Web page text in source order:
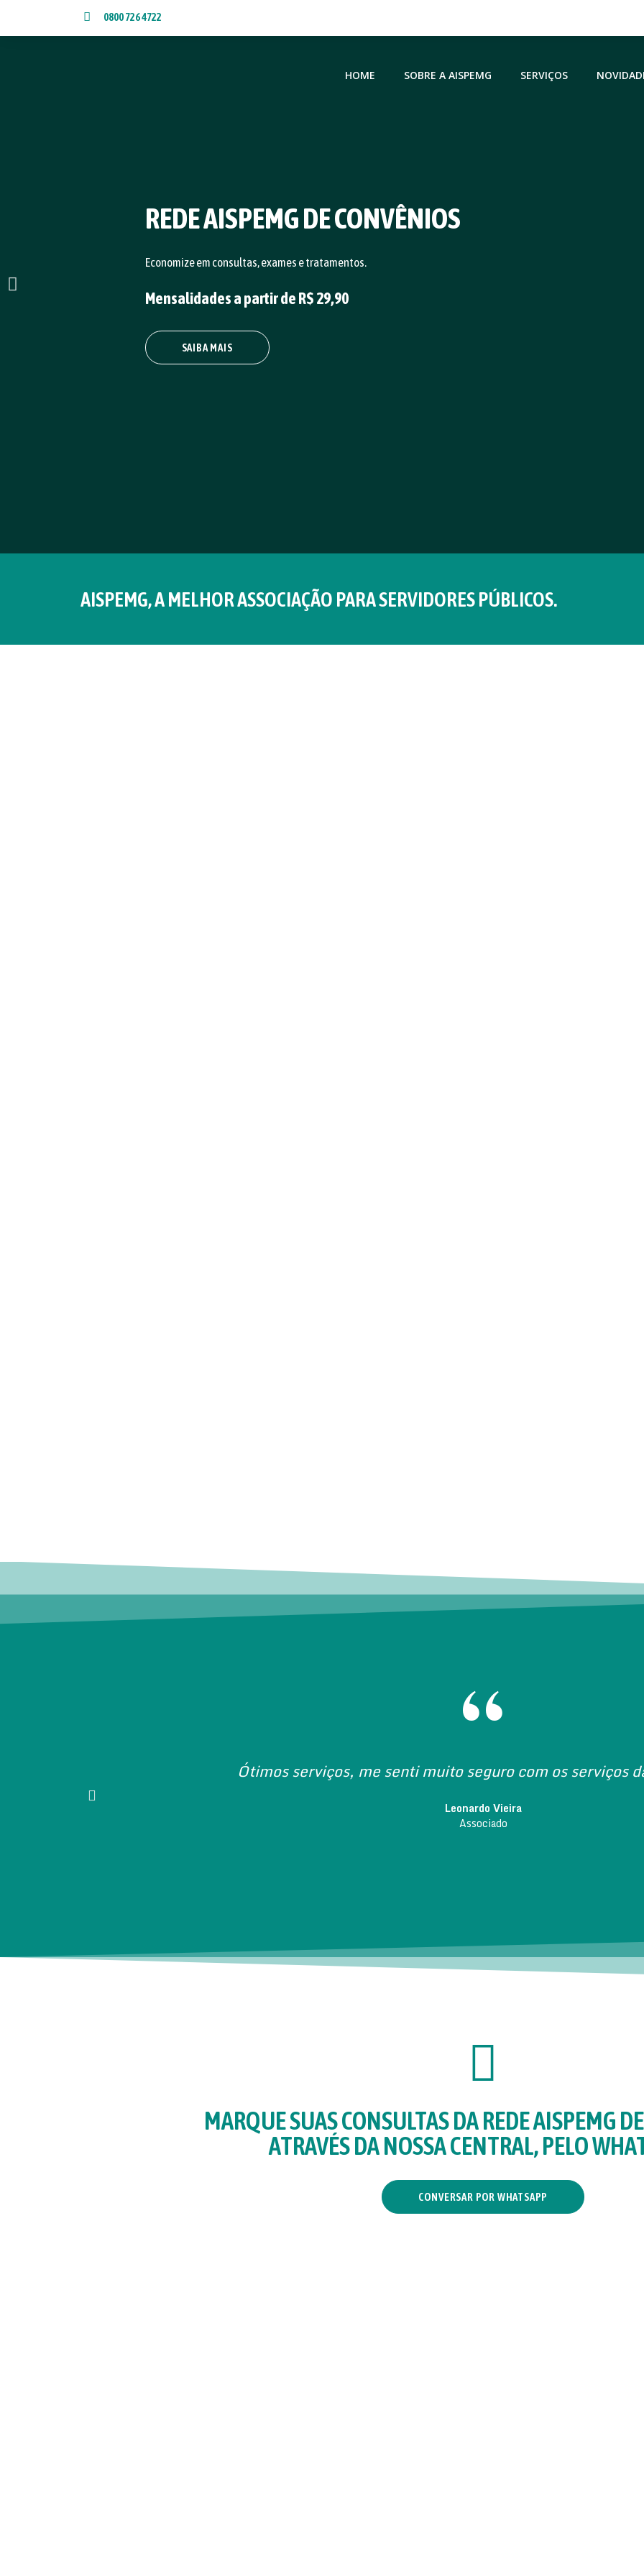
0800 726 4722
HOME SOBRE A AISPEMG SERVIÇOS
REDE AISPEMG DE CONVÊNIOS
Economize em consultas, exames e tratamentos.
Mensalidades a partir de R$ 29,90
SAIBA MAIS
AISPEMG, A MELHOR ASSOCIAÇÃO PARA SERVIDORES PÚBLICOS.
“
Ótimos serviços, me senti muito seguro com os serviços
Leonardo Vieira
Associado
MARQUE SUAS CONSULTAS DA REDE AISPEMG
ATRAVÉS DA NOSSA CENTRAL, PELO
CONVERSAR POR WHATSAPP